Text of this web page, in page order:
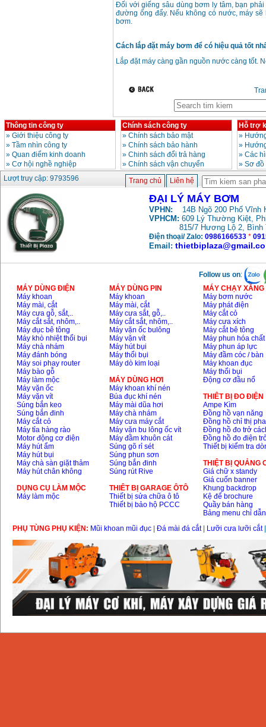
Máy bơm Văn Thể hút
sâu đẩy xa
Giá:2650000VND
Máy bơm nước CM32-
160A (3KW)
Giá : 6500000
Máy rửa xe cao áp
Karcher HD 5/11 P
(2200W)
Giá:19990000
(750W)
Giá: 2950000
Đối với giếng sâu dùng bơm ly tâm, bạn
đường ống đẩy. Nếu không có nước, máy
bơm.
Cách lắp đặt máy bơm để có hiệu quả tốt
Lắp đặt máy càng gần nguồn nước càng tốt.
Thông tin công ty
» Giới thiệu công ty
» Tầm nhìn công ty
» Quan điểm kinh doanh
» Cơ hội nghề nghiệp
Chính sách công ty
» Chính sách bảo mật
» Chính sách bảo hành
» Chinh sách đổi trả hàng
» Chính sách vận chuyển
Hỗ trợ
»
»
» Các
» Sơ
Lượt truy cập: 9793596
Trang chủ Liên hệ
ĐẠI LÝ MÁY BƠM
VPHN: 14B Ngõ 200 Phố Vĩnh
VPHCM: 609 Lý Thường Kiệt,
815/7 Hương Lộ 2, Bình
Điện thoại/ Zalo: 0986166533 *
Email:
Follow us on:
MÁY DÙNG ĐIỆN
Máy khoan
Máy mài, cắt
Máy cưa gỗ, sắt,..
Máy cắt sắt, nhôm,..
Máy đục bê tông
Máy khò nhiệt thổi bụi
Máy chà nhám
Máy đánh bóng
Máy soi phay router
Máy bào gỗ
Máy làm mộc
Máy vặn ốc
Máy vặn vít
Súng bắn keo
Súng bắn đinh
Máy cắt cỏ
Máy tỉa hàng rào
Motor động cơ điện
Máy hút ẩm
Máy hút bụi
Máy chà sàn giặt thảm
Máy hút chân không
DỤNG CỤ LÀM MỘC
Máy làm mộc
MÁY DÙNG PIN
Máy khoan
Máy mài, cắt
Máy cưa sắt, gỗ,..
Máy cắt sắt, nhôm,..
Máy vặn ốc bulông
Máy vặn vít
Máy hút bụi
Máy thổi bụi
Máy dò kim loại
MÁY DÙNG HƠI
Máy khoan khí nén
Búa đục khí nén
Máy mài dũa hơi
Máy chà nhám
Máy cưa máy cắt
Máy vặn bu lông ốc vít
Máy đầm khuôn cát
Súng gõ rỉ sét
Súng phun sơn
Súng bắn đinh
Súng rút Rive
THIÊT BỊ GARAGE ÔTÔ
Thiết bị sửa chữa ô tô
Thiết bị bảo hộ PCCC
MÁY CHẠY
Máy bơm nước
Máy phát điện
Máy cắt cỏ
Máy cưa xích
Máy cắt bê tông
Máy phun hóa chất
Máy phun áp lực
Máy đầm cóc / bàn
Máy khoan đục
Máy thổi bụi
Động cơ đầu nổ
THIÊT BỊ ĐO ĐIỆN
Ampe Kìm
Đồng hồ vạn năng
Đồng hồ chỉ thị pha
Đồng hồ đo trở
Đồng hồ đo điện
Thiết bị kiểm tra
THIỆT BỊ QUẢNG
Giá chữ x standy
Giá cuốn banner
Khung backdrop
Kệ để brochure
Quầy bán hàng
Bảng menu chỉ dẫn
PHỤ TÙNG PHỤ KIỆN: Mũi khoan mũi đục Đá mài đá cắt| Lưỡi cưa lưỡi cắt